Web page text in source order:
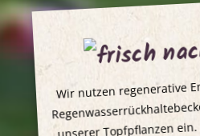
Wir nutzen regenerative
unserer Topfpflanzen